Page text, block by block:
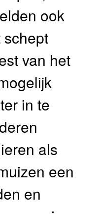
ook
van het
in te
als
een
en